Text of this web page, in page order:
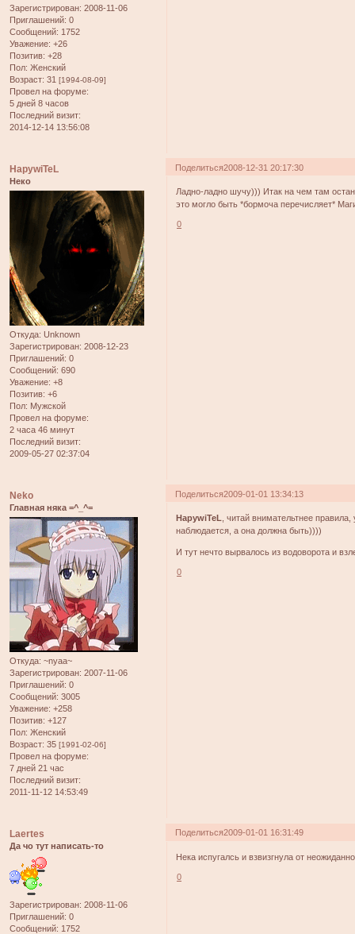
Зарегистрирован: 2008-11-06
Приглашений: 0
Сообщений: 1752
Уважение: +26
Позитив: +28
Пол: Женский
Возраст: 31 [1994-08-09]
Провел на форуме:
5 дней 8 часов
Последний визит:
2014-12-14 13:56:08
Поделиться2008-12-31 20:17:30
HapywiTeL
Неко
Откуда: Unknown
Зарегистрирован: 2008-12-23
Приглашений: 0
Сообщений: 690
Уважение: +8
Позитив: +6
Пол: Мужской
Провел на форуме:
2 часа 46 минут
Последний визит:
2009-05-27 02:37:04
Ладно-ладно шучу))) Итак на чем там
это могло быть *бормоча перечисляет*
0
Поделиться2009-01-01 13:34:13
Neko
Главная няка =^_^=
Откуда: ~nyaa~
Зарегистрирован: 2007-11-06
Приглашений: 0
Сообщений: 3005
Уважение: +258
Позитив: +127
Пол: Женский
Возраст: 35 [1991-02-06]
Провел на форуме:
7 дней 21 час
Последний визит:
2011-11-12 14:53:49
HapywiTeL , читай внимательтнее
наблюдается, а она должна быть))))
И тут нечто вырвалось из водоворота и
0
Поделиться2009-01-01 16:31:49
Laertes
Да чо тут написать-то
Зарегистрирован: 2008-11-06
Приглашений: 0
Сообщений: 1752
Нека испугалсь и взвизгнула от
0